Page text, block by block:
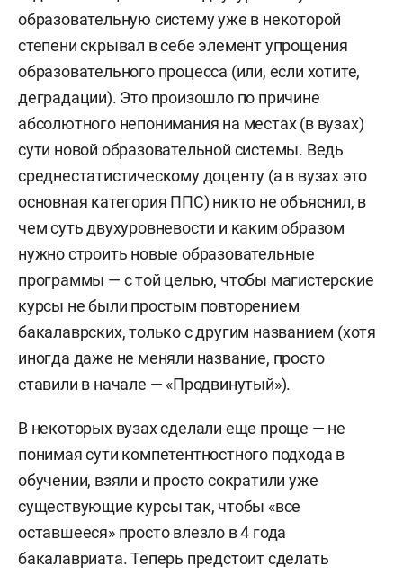
образовательную систему уже в некоторой
степени скрывал в себе элемент упрощения
образовательного процесса (или, если хотите,
деградации). Это произошло по причине
абсолютного непонимания на местах (в вузах)
сути новой образовательной системы. Ведь
среднестатистическому доценту (а в вузах это
основная категория ППС) никто не объяснил, в
чем суть двухуровневости и каким образом
нужно строить новые образовательные
программы — с той целью, чтобы магистерские
курсы не были простым повторением
бакалаврских, только с другим названием (хотя
иногда даже не меняли название, просто
ставили в начале — «Продвинутый»).
В некоторых вузах сделали еще проще — не
понимая сути компетентностного подхода в
обучении, взяли и просто сократили уже
существующие курсы так, чтобы «все
оставшееся» просто влезло в 4 года
бакалавриата. Теперь предстоит сделать